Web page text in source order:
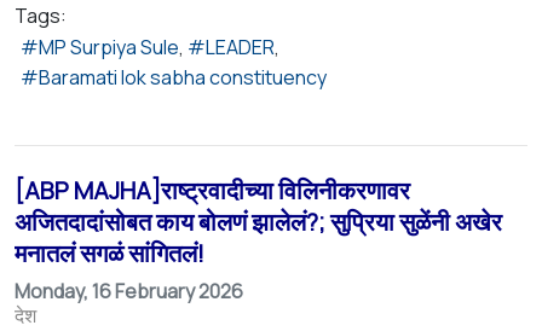
Tags:
MP Surpiya Sule
LEADER
Baramati lok sabha constituency
[ABP MAJHA]राष्ट्रवादीच्या विलिनीकरणावर
अजितदादांसोबत काय बोलणं झालेलं?; सुप्रिया सुळेंनी अखेर
मनातलं सगळं सांगितलं!
Monday, 16 February 2026
देश